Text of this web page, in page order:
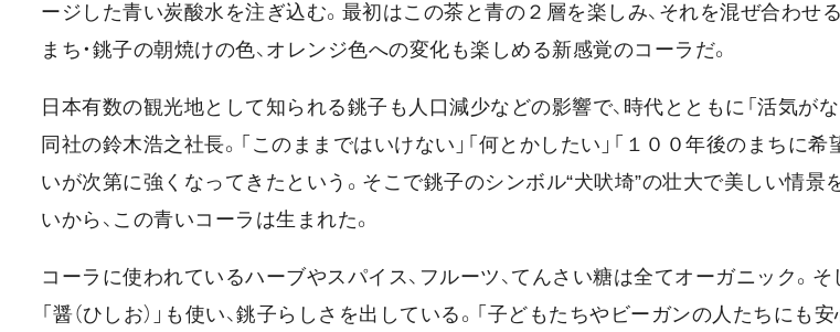
ージした青い炭酸水を注ぎ込む。最初はこの茶と青の２層を楽しみ、それを混ぜ合わせ
まち・銚子の朝焼けの色、オレンジ色への変化も楽しめる新感覚のコーラだ。
日本有数の観光地として知られる銚子も人口減少などの影響で、時代とともに「活気が
同社の鈴木浩之社長。「このままではいけない」「何とかしたい」「１００年後のまちに
いが次第に強くなってきたという。そこで銚子のシンボル“犬吠埼”の壮大で美しい情景
いから、この青いコーラは生まれた。
コーラに使われているハーブやスパイス、フルーツ、てんさい糖は全てオーガニック。
「醤（ひしお）」も使い、銚子らしさを出している。「子どもたちやビーガンの人たちにも